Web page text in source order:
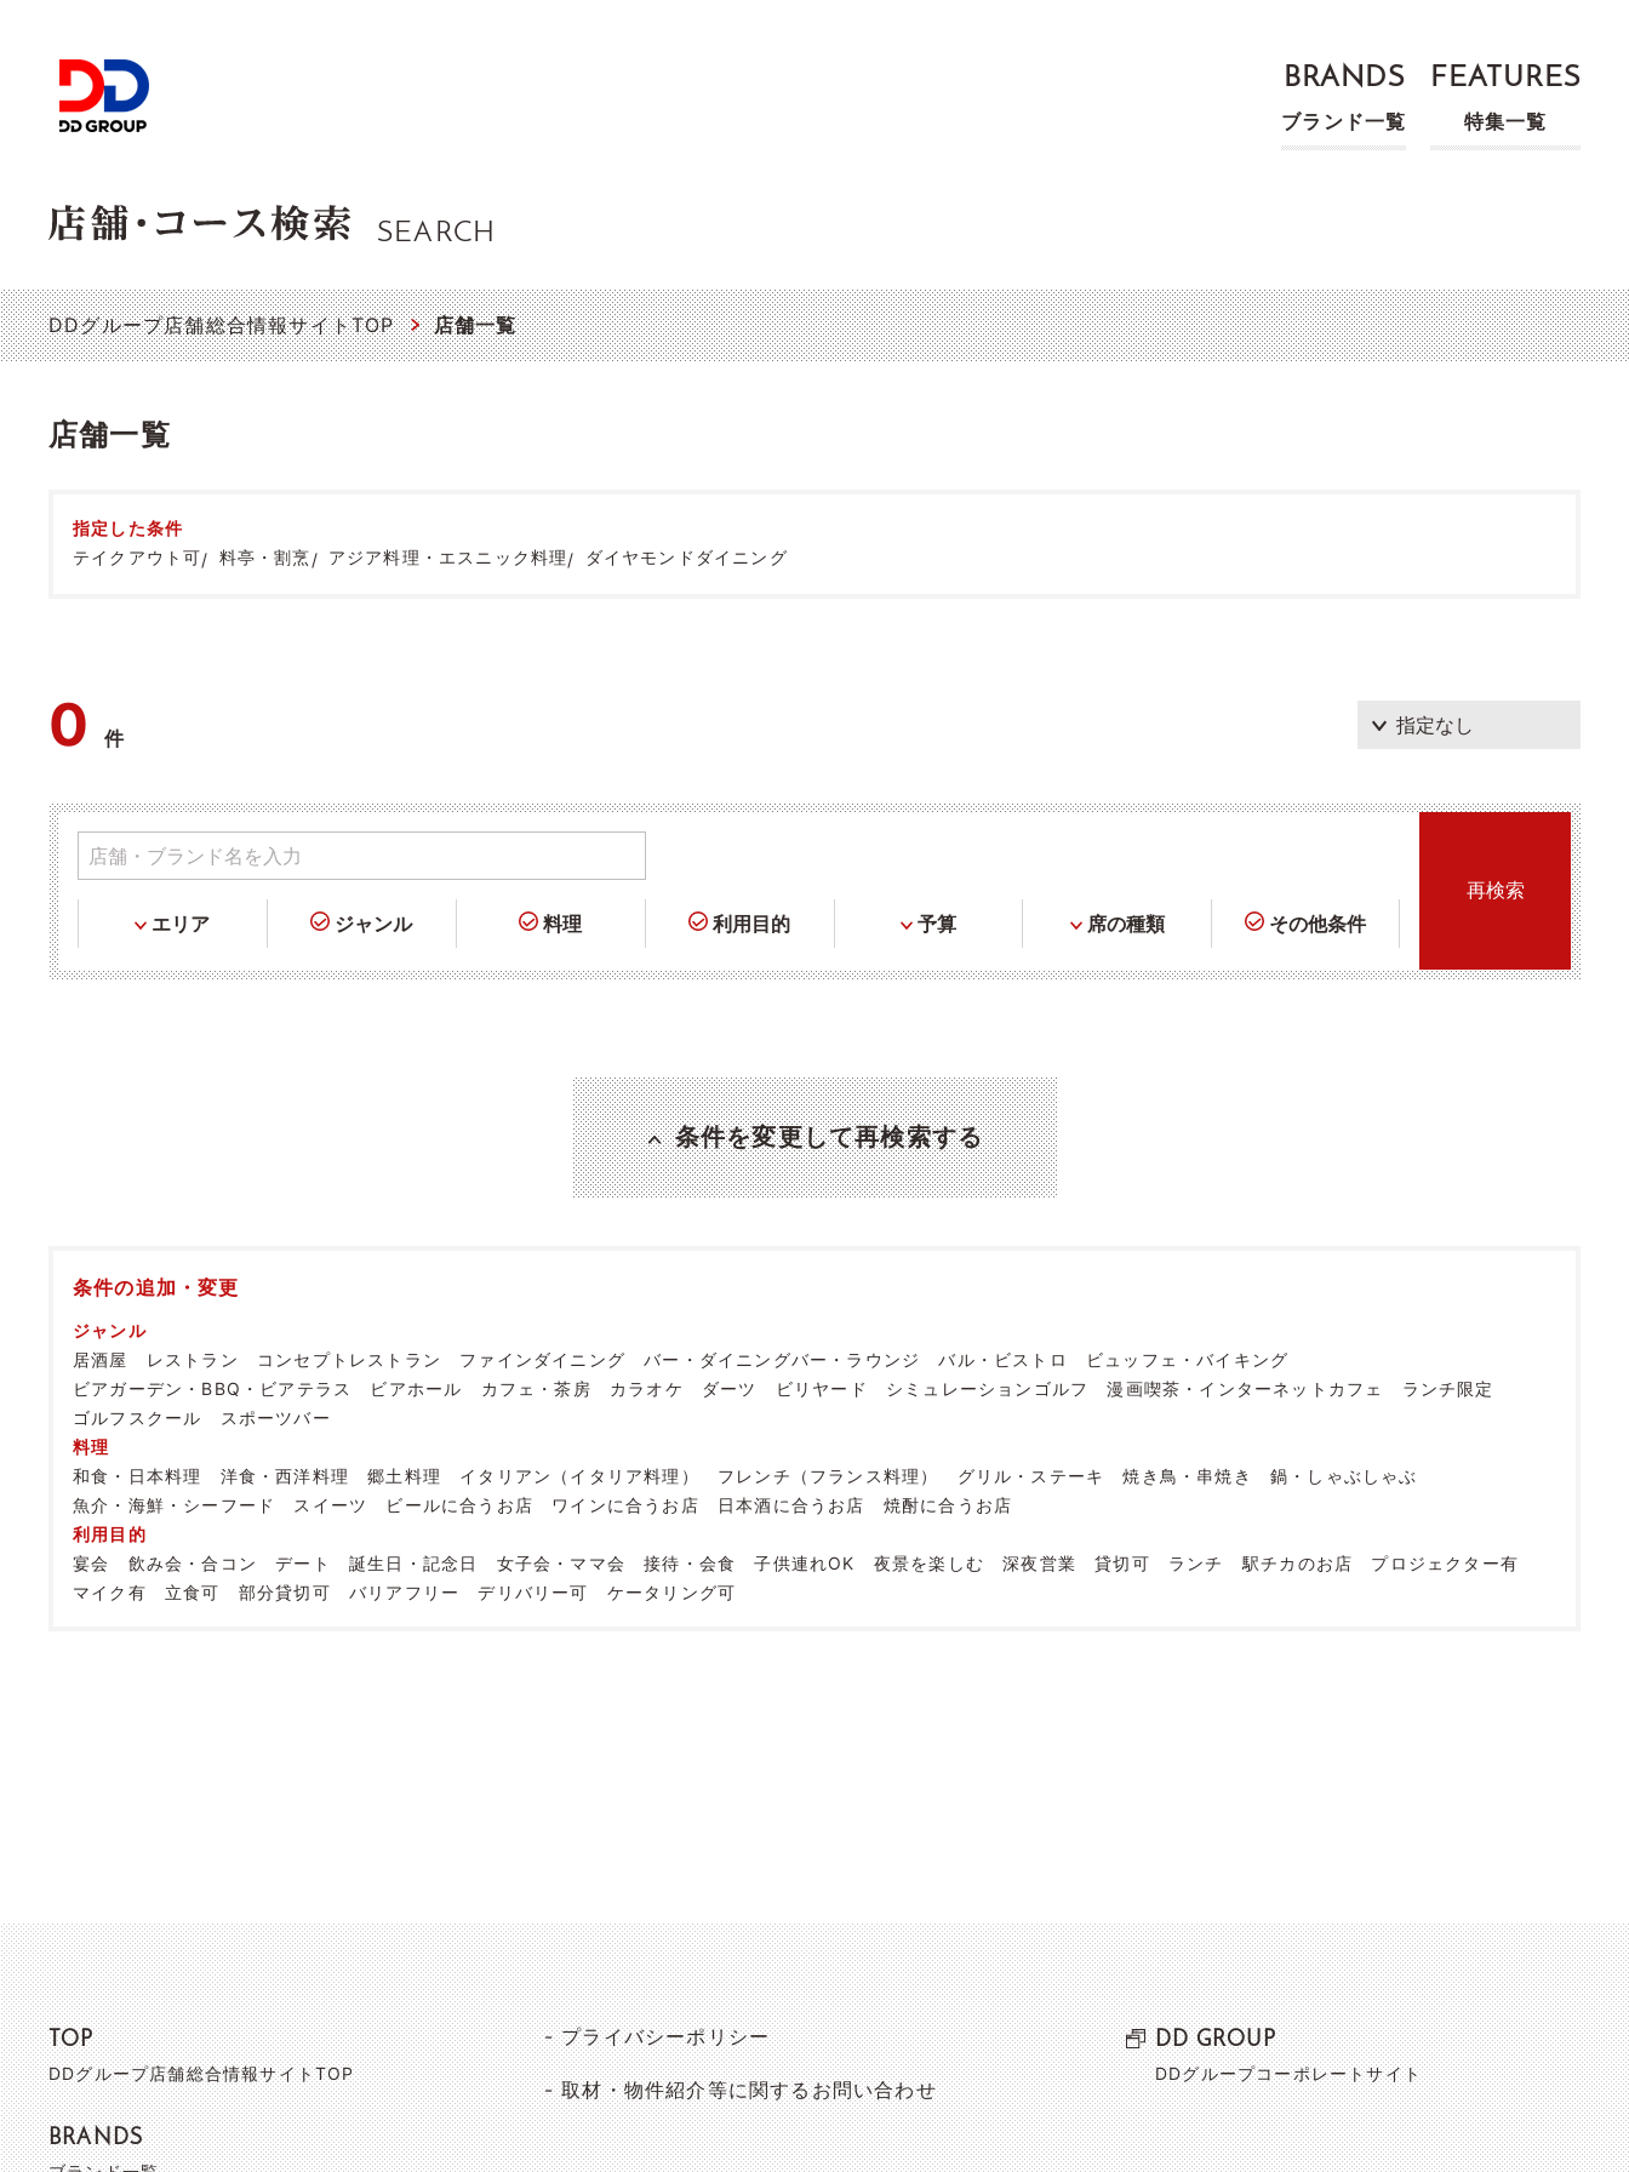
BRANDS
ブランド一覧
FEATURES
特集一覧
SEARCH
DDグループ店舗総合情報サイトTOP 店舗一覧
店舗一覧
指定した条件
テイクアウト可
料亭・割烹 アジア料理・エスニック料理 ダイヤモンドダイニング
0件
エリア ジャンル 料理 利用目的 予算 席の種類 その他条件
条件を変更して再検索する
条件の追加・変更
ジャンル
居酒屋
レストラン コンセプトレストラン ファインダイニング バー・ダイニングバー・ラウンジ バル・ビストロ
ビュッフェ・バイキング
ビアガーデン・BBQ・ビアテラス
ビアホール カフェ・茶房 カラオケ ダーツ ビリヤード シミュレーションゴルフ 漫画喫茶・インターネットカフェ
ランチ限定
ゴルフスクール
スポーツバー
料理
和食・日本料理
洋食・西洋料理 郷土料理 イタリアン（イタリア料理） フレンチ（フランス料理） グリル・ステーキ 焼き鳥・串焼き
鍋・しゃぶしゃぶ
魚介・海鮮・シーフード
スイーツ ビールに合うお店 ワインに合うお店 日本酒に合うお店
焼酎に合うお店
利用目的
宴会
飲み会・合コン デート 誕生日・記念日 女子会・ママ会 接待・会食 子供連れOK 夜景を楽しむ 深夜営業 貸切可 ランチ 駅チカのお店
プロジェクター有
マイク有
立食可 部分貸切可 バリアフリー デリバリー可 ケータリング可
TOP
DDグループ店舗総合情報サイトTOP
BRANDS
プライバシーポリシー
取材・物件紹介等に関するお問い合わせ
DD GROUP
DDグループコーポレートサイト